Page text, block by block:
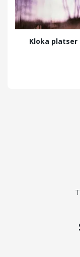
Kloka